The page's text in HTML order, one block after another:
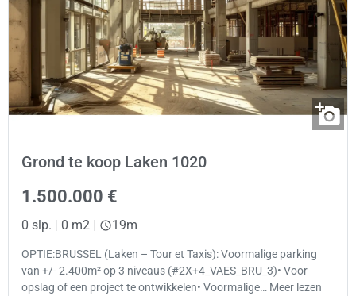
Grond te koop Laken 1020
1.500.000 €
0 slp. | 0 m2 | 19m
OPTIE:BRUSSEL (Laken – Tour et Taxis): Voormalige parking
van +/- 2.400m² op 3 niveaus (#2X+4_VAES_BRU_3)• Voor
opslag of een project te ontwikkelen• Voormalige… Meer lezen